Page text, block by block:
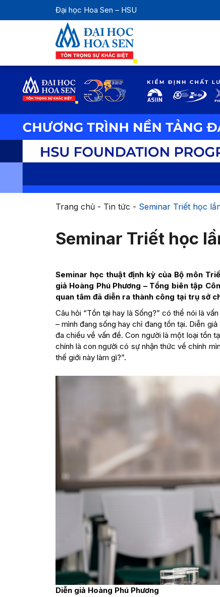
Đại học Hoa Sen – HSU
Trang chủ- Tin tức - Seminar Triết học
Seminar Triết học
Seminar học thuật định kỳ của Bộ môn
giả Hoàng Phú Phương – Tổng biên tập
quan tâm đã diễn ra thành công tại trụ sở
Câu hỏi “Tồn tại hay là Sống?” có thể nói là
– mình đang sống hay chỉ đang tồn tại. Diễn
đa chiều về vấn đề. Con người là một loại tồn
chính là con người có sự nhận thức về chính
thế giới này làm gì?”.
Diễn giả Hoàng Phú Phương